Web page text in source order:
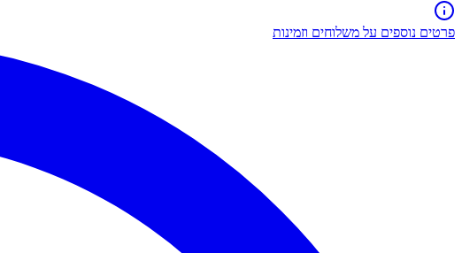
פרטים נוספים על משלוחים וזמינות